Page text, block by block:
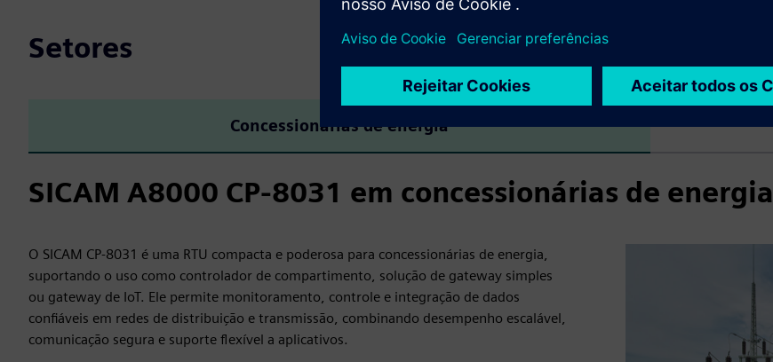
Setores
Concessionárias de energia
SICAM A8000 CP-8031 em concessionárias de energia
O SICAM CP‑8031 é uma RTU compacta e poderosa para concessionárias de energia,
suportando o uso como controlador de compartimento, solução de gateway simples
ou gateway de IoT. Ele permite monitoramento, controle e integração de dados
confiáveis em redes de distribuição e transmissão, combinando desempenho escalável,
comunicação segura e suporte flexível a aplicativos.